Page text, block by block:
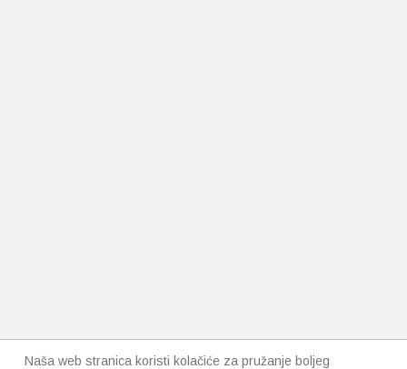
Naša web stranica koristi kolačiće za pružanje boljeg